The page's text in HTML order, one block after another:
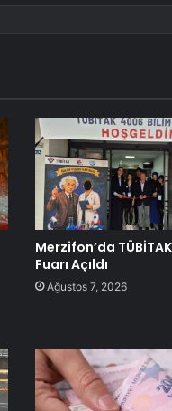
Merzifon’da
Fuarı Açıldı
Ağustos 7, 2026